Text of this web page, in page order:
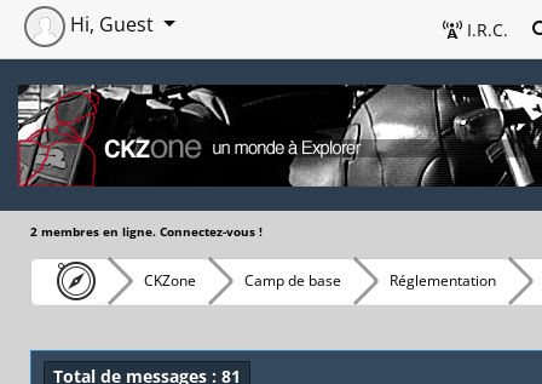
I.R.C.
Hi, Guest
2 membres en ligne. Connectez-vous !
CKZone Camp de base Réglementation
Total de messages : 81